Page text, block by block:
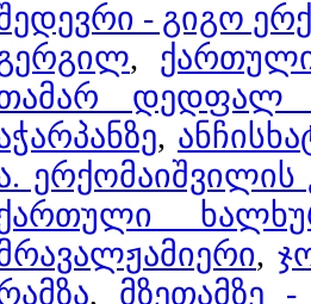
შედევრი -
,
,
ერქომაიშვილის
,
, მზეთამზე -